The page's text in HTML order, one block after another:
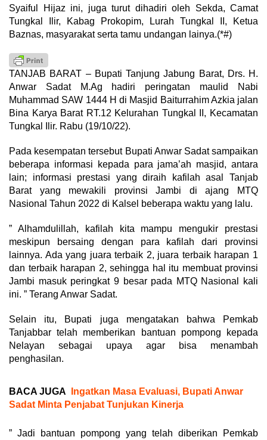
Syaiful Hijaz ini, juga turut dihadiri oleh Sekda, Camat
Tungkal Ilir, Kabag Prokopim, Lurah Tungkal II, Ketua
Baznas, masyarakat serta tamu undangan lainya.(*#)
TANJAB BARAT – Bupati Tanjung Jabung Barat, Drs. H.
Anwar Sadat M.Ag hadiri peringatan maulid Nabi
Muhammad SAW 1444 H di Masjid Baiturrahim Azkia jalan
Bina Karya Barat RT.12 Kelurahan Tungkal II, Kecamatan
Tungkal Ilir. Rabu (19/10/22).
Pada kesempatan tersebut Bupati Anwar Sadat sampaikan
beberapa informasi kepada para jama’ah masjid, antara
lain; informasi prestasi yang diraih kafilah asal Tanjab
Barat yang mewakili provinsi Jambi di ajang MTQ
Nasional Tahun 2022 di Kalsel beberapa waktu yang lalu.
” Alhamdulillah, kafilah kita mampu mengukir prestasi
meskipun bersaing dengan para kafilah dari provinsi
lainnya. Ada yang juara terbaik 2, juara terbaik harapan 1
dan terbaik harapan 2, sehingga hal itu membuat provinsi
Jambi masuk peringkat 9 besar pada MTQ Nasional kali
ini. ” Terang Anwar Sadat.
Selain itu, Bupati juga mengatakan bahwa Pemkab
Tanjabbar telah memberikan bantuan pompong kepada
Nelayan sebagai upaya agar bisa menambah
penghasilan.
BACA JUGA
Ingatkan Masa Evaluasi, Bupati Anwar
Sadat Minta Penjabat Tunjukan Kinerja
” Jadi bantuan pompong yang telah diberikan Pemkab